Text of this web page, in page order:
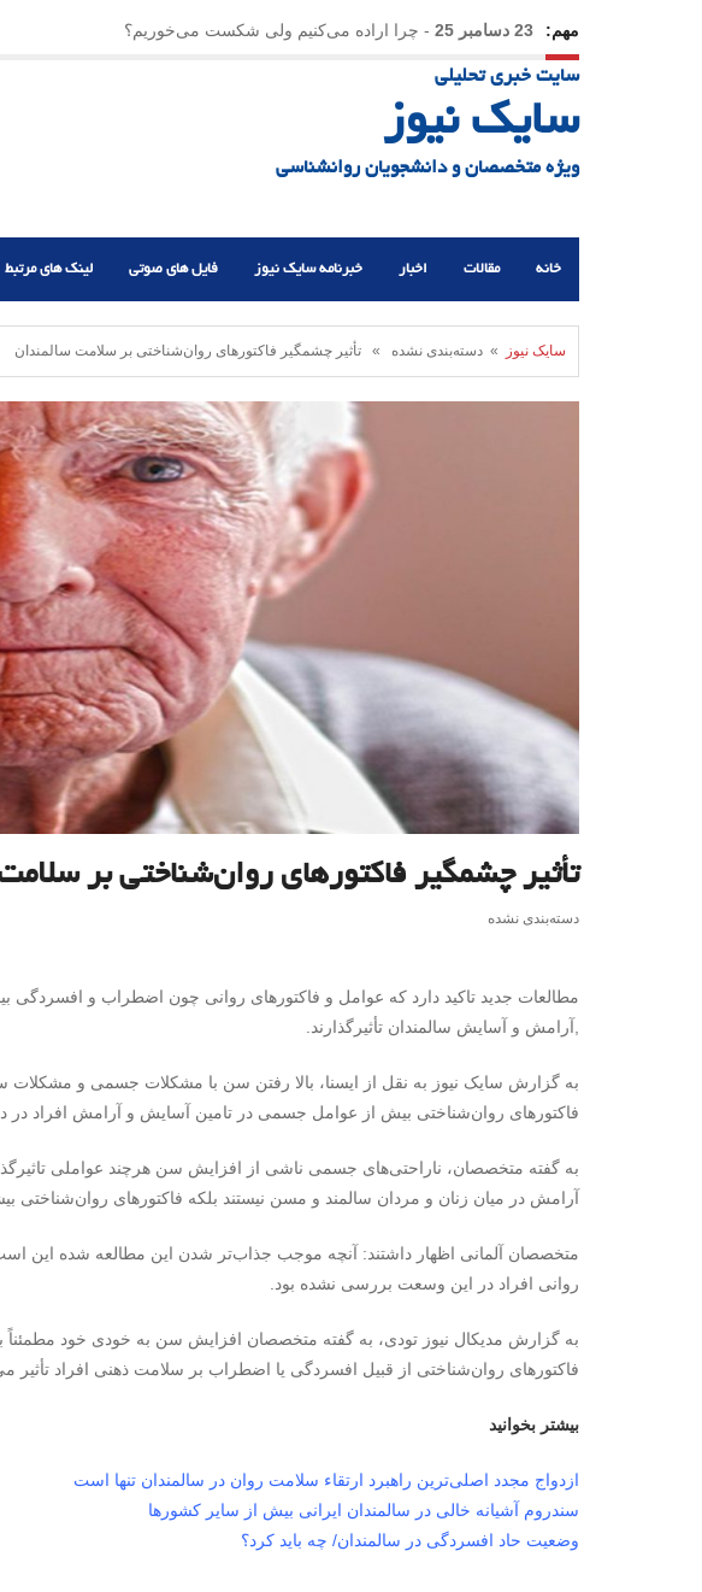
مهم: 23 دسامبر 25 - چرا اراده می‌کنیم ولی شکست می‌خوریم؟
21 دسامبر 25
سایت خبری تحلیلی
سایک نیوز
ویژه متخصصان و دانشجویان روانشناسی
خانه مقالات اخبار خبرنامه سایک نیوز فایل های صوتی لینک های مرتبط
سایک نیوز » دسته‌بندی نشده » تأثیر چشمگیر فاکتورهای روان‌شناختی بر سلامت سالمندان
تأثیر چشمگیر فاکتورهای روان‌شناختی بر
دسته‌بندی نشده
مطالعات جدید تاکید دارد که عوامل و فاکتورهای روانی چون اضطراب و
,آرامش و آسایش سالمندان تأثیرگذارند.
به گزارش سایک نیوز به نقل از ایسنا، بالا رفتن سن با مشکلات جسمی و مشکلات
فاکتورهای روان‌شناختی بیش از عوامل جسمی در تامین آسایش و آرامش افراد در
به گفته متخصصان، ناراحتی‌های جسمی ناشی از افزایش سن هرچند عواملی
آرامش در میان زنان و مردان سالمند و مسن نیستند بلکه فاکتورهای روان‌شناختی
متخصصان آلمانی اظهار داشتند: آنچه موجب جذاب‌تر شدن این مطالعه شده این
روانی افراد در این وسعت بررسی نشده بود.
به گزارش مدیکال نیوز تودی، به گفته متخصصان افزایش سن به خودی خود
فاکتورهای روان‌شناختی از قبیل افسردگی یا اضطراب بر سلامت ذهنی افراد تأثیر
بیشتر بخوانید
ازدواج مجدد اصلی‌ترین راهبرد ارتقاء سلامت روان در سالمندان تنها است
سندروم آشیانه خالی در سالمندان ایرانی بیش از سایر کشورها
وضعیت حاد افسردگی در سالمندان/ چه باید کرد؟